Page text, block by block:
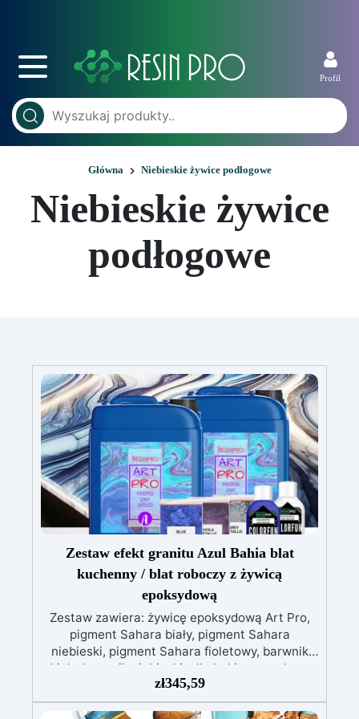
Profil
Główna Niebieskie żywice podłogowe
Niebieskie żywice
podłogowe
Zestaw efekt granitu Azul Bahia blat
kuchenny / blat roboczy z żywicą
epoksydową
Zestaw zawiera: żywicę epoksydową Art Pro,
pigment Sahara biały, pigment Sahara
niebieski, pigment Sahara fioletowy, barwnik
biały, barwnik niebieski, alkohol izopropylowy
99,9% Zestaw efekt granitu Azul Bahia do
blatów kuchennych i roboczych z żywicą
zł345,59